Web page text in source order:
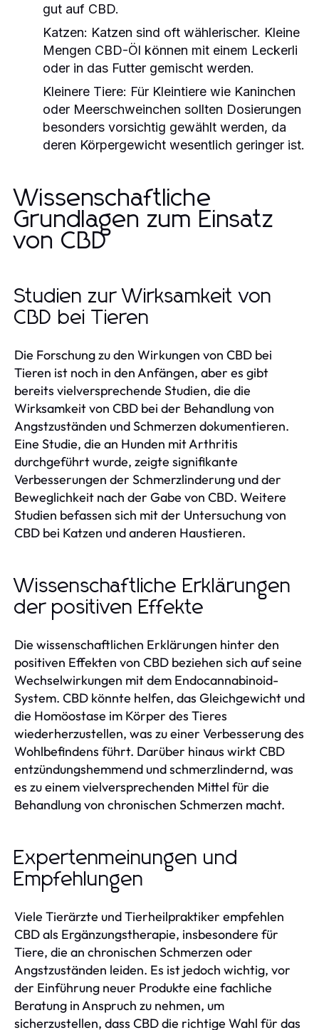
gut auf CBD.
Katzen: Katzen sind oft wählerischer. Kleine
Mengen CBD-Öl können mit einem Leckerli
oder in das Futter gemischt werden.
Kleinere Tiere: Für Kleintiere wie Kaninchen
oder Meerschweinchen sollten Dosierungen
besonders vorsichtig gewählt werden, da
deren Körpergewicht wesentlich geringer ist.
Wissenschaftliche
Grundlagen zum Einsatz
von CBD
Studien zur Wirksamkeit von
CBD bei Tieren
Die Forschung zu den Wirkungen von CBD bei
Tieren ist noch in den Anfängen, aber es gibt
bereits vielversprechende Studien, die die
Wirksamkeit von CBD bei der Behandlung von
Angstzuständen und Schmerzen dokumentieren.
Eine Studie, die an Hunden mit Arthritis
durchgeführt wurde, zeigte signifikante
Verbesserungen der Schmerzlinderung und der
Beweglichkeit nach der Gabe von CBD. Weitere
Studien befassen sich mit der Untersuchung von
CBD bei Katzen und anderen Haustieren.
Wissenschaftliche Erklärungen
der positiven Effekte
Die wissenschaftlichen Erklärungen hinter den
positiven Effekten von CBD beziehen sich auf seine
Wechselwirkungen mit dem Endocannabinoid-
System. CBD könnte helfen, das Gleichgewicht und
die Homöostase im Körper des Tieres
wiederherzustellen, was zu einer Verbesserung des
Wohlbefindens führt. Darüber hinaus wirkt CBD
entzündungshemmend und schmerzlindernd, was
es zu einem vielversprechenden Mittel für die
Behandlung von chronischen Schmerzen macht.
Expertenmeinungen und
Empfehlungen
Viele Tierärzte und Tierheilpraktiker empfehlen
CBD als Ergänzungstherapie, insbesondere für
Tiere, die an chronischen Schmerzen oder
Angstzuständen leiden. Es ist jedoch wichtig, vor
der Einführung neuer Produkte eine fachliche
Beratung in Anspruch zu nehmen, um
sicherzustellen, dass CBD die richtige Wahl für das